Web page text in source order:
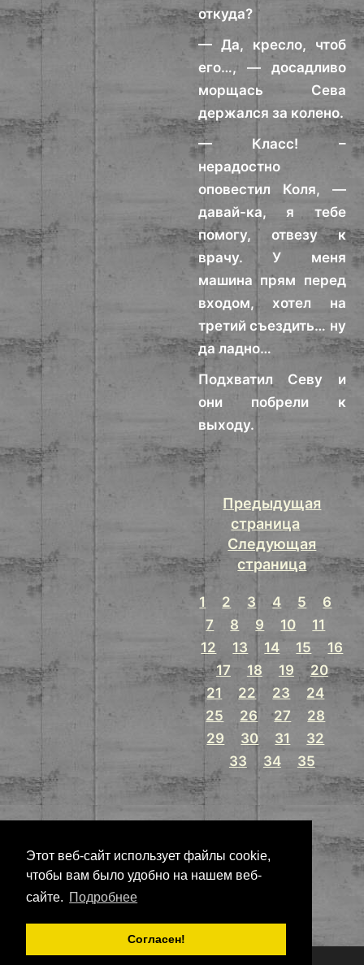
Этот веб-сайт использует файлы cookie,
чтобы вам было удобно на нашем веб-
сайте. Подробнее
Согласен!
откуда?
— Да, кресло, чтоб
его…, — досадливо
морщась Сева
держался за колено.
— Класс! –
нерадостно
оповестил Коля, —
давай-ка, я тебе
помогу, отвезу к
врачу. У меня
машина прям перед
входом, хотел на
третий съездить… ну
да ладно…
Подхватил Севу и
они побрели к
выходу.
Предыдущая
страница
Следующая
страница
1 2 3 4 5
6
7
8 9 10
11
12
13 14 15
16
17
18 19
20
21
22 23
24
25
26 27
28
29
30 31
32
33
34 35